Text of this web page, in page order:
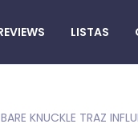
LISTAS